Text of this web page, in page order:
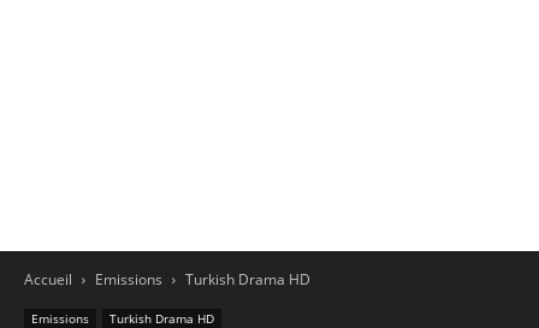
Accueil Emissions Turkish Drama HD
Emissions Turkish Drama HD